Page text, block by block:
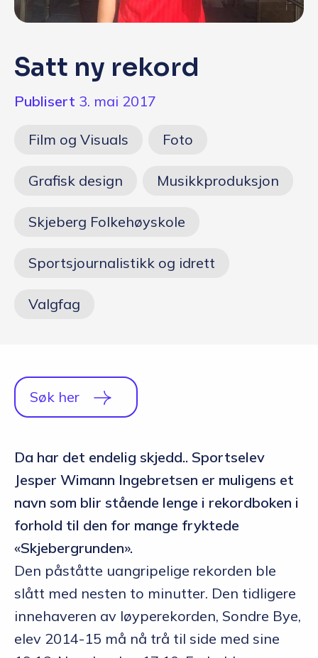
Q&A
English
Søk i dag
Satt ny rekord
Publisert 3. mai 2017
Film og Visuals Foto
Grafisk design Musikkproduksjon
Skjeberg Folkehøyskole
Sportsjournalistikk og idrett
Valgfag
Søk her
Da har det endelig skjedd.. Sportselev
Jesper Wimann Ingebretsen er muligens et
navn som blir stående lenge i rekordboken i
forhold til den for mange fryktede
«Skjebergrunden».
Den påståtte uangripelige rekorden ble
slått med nesten to minutter. Den tidligere
innehaveren av løyperekorden, Sondre Bye,
elev 2014-15 må nå trå til side med sine